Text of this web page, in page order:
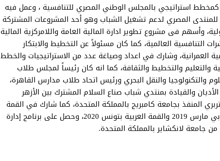
استراتيجي بالمجلس الوطني المصري للتنافسية ، وعمل فيه
للمنتدى المصري لدعم تشغيل الشباب وهو أحد المشروعات المشتركة
وأسهم فى مشروع تطوير ادارة المالية العامة واللامركزية المالية
التنافسية العالمية، كما كان مسئولاً عن التخطيط والابتكار
العمرانية، وشارك في اعداد وصياغة عدد من الاستراتيجيات والخطط
والتعليم والتخطيط والثقافة، كما انه كان رئيساً لمجلس طلاب
والتكنولوجيا والنقل البحري ورئيس اتحاد طلاب مدارس القاهرة،
والقيادة بمنتدي شباب صناع السلام المشترك بين الأزهر
المنفذ بجامعة كامبريج بالمملكة المتحدة، كما شارك في القمة
العالمية للحكومات بدبي مارس 2019 والقمة العربية بتونس 2020، وحصل على برنامج إدارة
جامعة لانكشاير بالمملكة المتحدة.